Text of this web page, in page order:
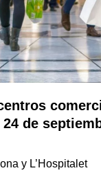
de
y L’Hospitalet